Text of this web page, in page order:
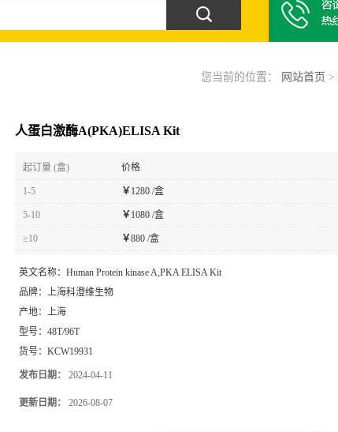
您当前的位置： 网站首页 >
人蛋白激酶A(PKA)ELISA Kit
起订量 (盒) 价格
1-5 ￥ 1280 /盒
5-10 ￥ 1080 /盒
≥10 ￥880 /盒
英文名称： Human Protein kinase A,PKA ELISA Kit
品牌： 上海科澄维生物
产地： 上海
型号： 48T/96T
货号： KCW19931
发布日期： 2024-04-11
更新日期： 2026-08-07